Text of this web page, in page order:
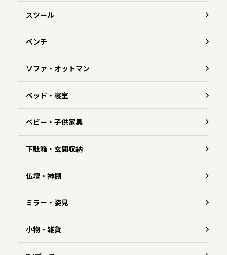
スツール
ベンチ
ソファ・オットマン
ベッド・寝室
ベビー・子供家具
下駄箱・玄関収納
仏壇・神棚
ミラー・姿見
小物・雑貨